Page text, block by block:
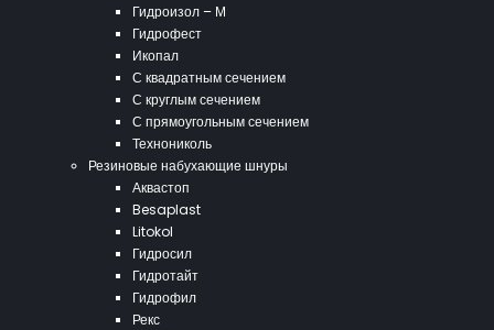
Гидроизол – М
Гидрофест
Икопал
С квадратным сечением
С круглым сечением
С прямоугольным сечением
Технониколь
Резиновые набухающие шнуры
Аквастоп
Besaplast
Litokol
Гидросил
Гидротайт
Гидрофил
Рекс